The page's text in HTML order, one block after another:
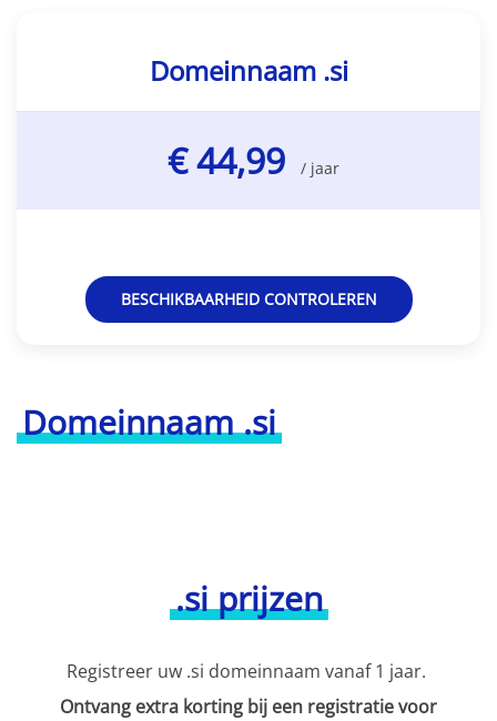
Domeinnaam .si
Domeinnaam .si
€ 44,99 / jaar
BESCHIKBAARHEID CONTROLEREN
.si prijzen
Registreer uw .si domeinnaam vanaf 1 jaar.
Ontvang extra korting bij een registratie voor